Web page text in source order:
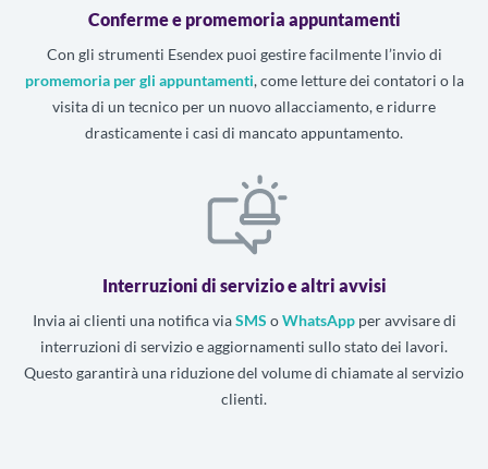
Conferme e promemoria appuntamenti
Con gli strumenti Esendex puoi gestire facilmente l’invio di
promemoria per gli appuntamenti, come letture dei contatori o la
visita di un tecnico per un nuovo allacciamento, e ridurre
drasticamente i casi di mancato appuntamento.
Interruzioni di servizio e altri avvisi
Invia ai clienti una notifica viaSMS oWhatsApp per avvisare di
interruzioni di servizio e aggiornamenti sullo stato dei lavori.
Questo garantirà una riduzione del volume di chiamate al servizio
clienti.